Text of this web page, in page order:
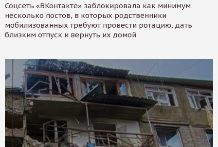
Соцсеть «ВКонтакте» заблокировала как минимум
несколько постов, в которых родственники
мобилизованных требуют провести ротацию, дать
близким отпуск и вернуть их домой